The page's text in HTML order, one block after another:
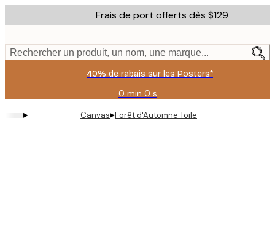
to
content.
Frais de port offerts dès $129
Rechercher un produit, un nom, une marque...
40% de rabais sur les Posters*
0 min 0 s
Valable
jusqu'au
:
▸ Canvas▸Forêt d'Automne Toile